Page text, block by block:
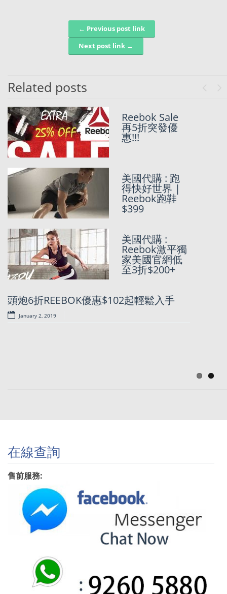
Post navigation← Previous post link
Next post link →
Related posts
(最後一日) 美
國大優惠日
Memorial Day
Sale 2022 優惠
Maison
Margiela x
Reebok 聯乘
Pump Fury 比
5折優惠復活
USD 16一個
Duffle
國官網4折
Sale!???
Reebok Sale
再5折突發優
惠!!!
美國代購 : 跑
得快好世界 |
Reebok跑鞋
$399
美國代購 :
Reebok激平獨
家美國官網低
至3折$200+
頭炮6折REEBOK優惠$102起輕鬆入手
January 2, 2019
在線查詢
售前服務: